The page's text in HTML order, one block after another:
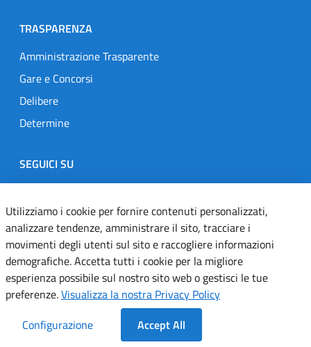
TRASPARENZA
Amministrazione Trasparente
Gare e Concorsi
Delibere
Determine
SEGUICI SU
Designers Italia
TwitterInstagramYoutubeLinkedin
Dichiarazione di accessibilità
Informativa cookie
Utilizziamo i cookie per fornire contenuti personalizzati,
analizzare tendenze, amministrare il sito, tracciare i
movimenti degli utenti sul sito e raccogliere informazioni
demografiche. Accetta tutti i cookie per la migliore
esperienza possibile sul nostro sito web o gestisci le tue
preferenze.Visualizza la nostra Privacy Policy
Configurazione
Accept All